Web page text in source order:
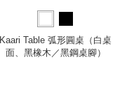
Kaari Table 弧形圓桌（白桌
面、黑橡木／黑鋼桌腳）